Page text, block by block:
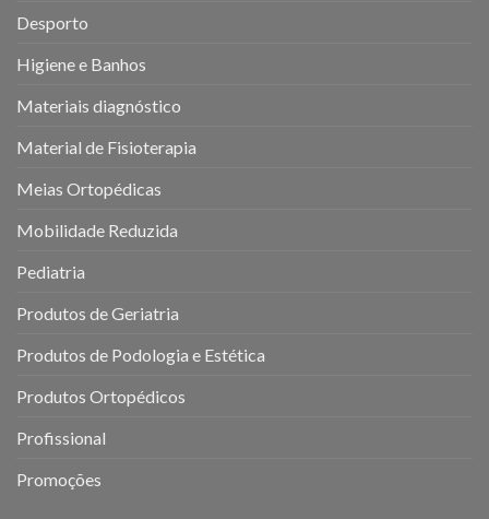
Desporto
Higiene e Banhos
Materiais diagnóstico
Material de Fisioterapia
Meias Ortopédicas
Mobilidade Reduzida
Pediatria
Produtos de Geriatria
Produtos de Podologia e Estética
Produtos Ortopédicos
Profissional
Promoções